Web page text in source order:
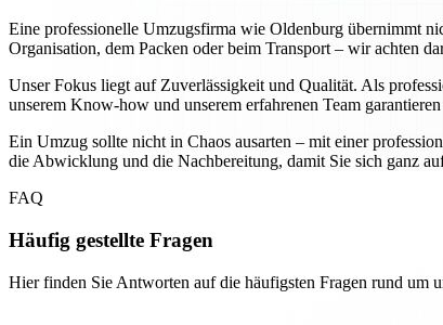
Eine professionelle Umzugsfirma wie Oldenburg übernimmt
Organisation, dem Packen oder beim Transport – wir achten
Unser Fokus liegt auf Zuverlässigkeit und Qualität. Als
unserem Know-how und unserem erfahrenen Team
Ein Umzug sollte nicht in Chaos ausarten – mit einer
die Abwicklung und die Nachbereitung, damit Sie sich ganz
FAQ
Häufig gestellte Fragen
Hier finden Sie Antworten auf die häufigsten Fragen rund um